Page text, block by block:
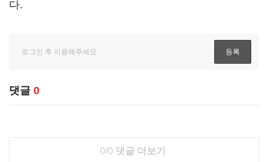
다.
댓글 0
0/0 댓글 더보기